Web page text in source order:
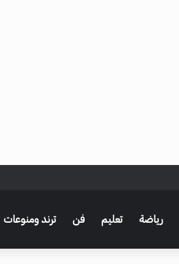
رياضة تعليم فن ترند ومنوعات